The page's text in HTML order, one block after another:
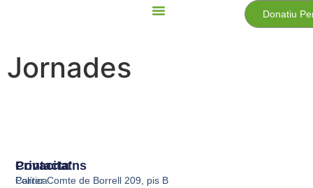
Donatiu
Jornades
Privacitat
Política
Contacta'ns
Carrer Comte de Borrell 209, pis B